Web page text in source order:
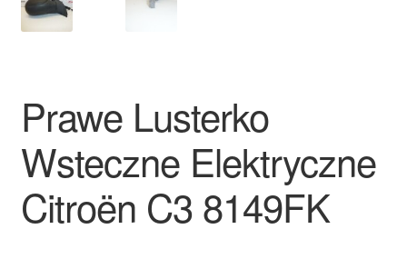
Skarga
Zamówienia
Zasady i warunki
Prawe Lusterko
Wsteczne Elektryczne
Citroën C3 8149FK